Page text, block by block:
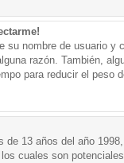
nombre de usuario
razón. También,
para reducir el
13 años del año
cuales son